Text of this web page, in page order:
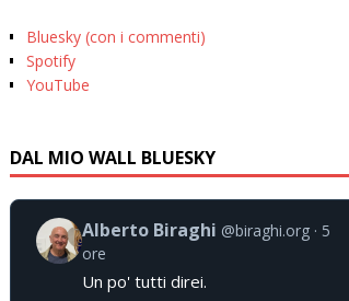
Bluesky (con i commenti)
Spotify
YouTube
DAL MIO WALL BLUESKY
Alberto Biraghi @biraghi.org
5
ore
Un po' tutti direi.